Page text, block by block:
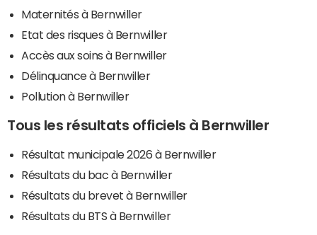
Maternités à Bernwiller
Etat des risques à Bernwiller
Accès aux soins à Bernwiller
Délinquance à Bernwiller
Pollution à Bernwiller
Tous les résultats officiels à Bernwiller
Résultat municipale 2026 à Bernwiller
Résultats du bac à Bernwiller
Résultats du brevet à Bernwiller
Résultats du BTS à Bernwiller